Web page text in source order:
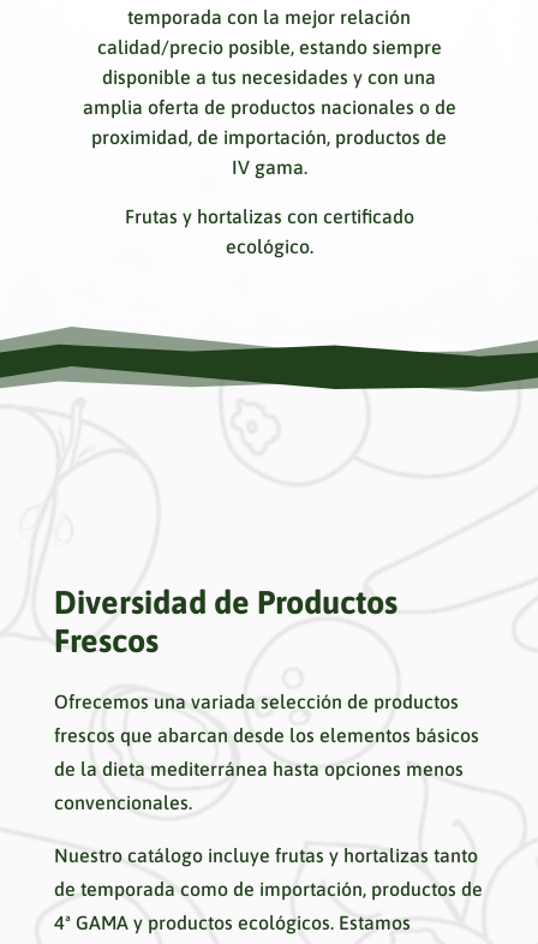
temporada con la mejor relación
calidad/precio posible, estando siempre
disponible a tus necesidades y con una
amplia oferta de productos nacionales o de
proximidad, de importación, productos de
IV gama.
Frutas y hortalizas con certificado
ecológico.
Diversidad de Productos
Frescos
Ofrecemos una variada selección de productos
frescos que abarcan desde los elementos básicos
de la dieta mediterránea hasta opciones menos
convencionales.
Nuestro catálogo incluye frutas y hortalizas tanto
de temporada como de importación, productos de
4ª GAMA y productos ecológicos. Estamos